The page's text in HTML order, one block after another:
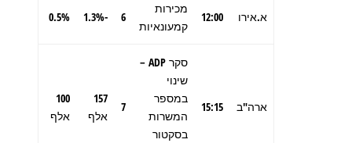
א.אירו 12:00
מכירות
קמעונאיות
6
-1.3%
0.5%
ארה"ב 15:15
סקר ADP –
שינוי
במספר
המשרות
בסקטור
7
157
אלף
100
אלף